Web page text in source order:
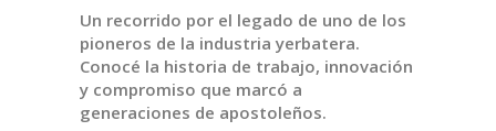
Un recorrido por el legado de uno de los
pioneros de la industria yerbatera.
Conocé la historia de trabajo, innovación
y compromiso que marcó a
generaciones de apostoleños.